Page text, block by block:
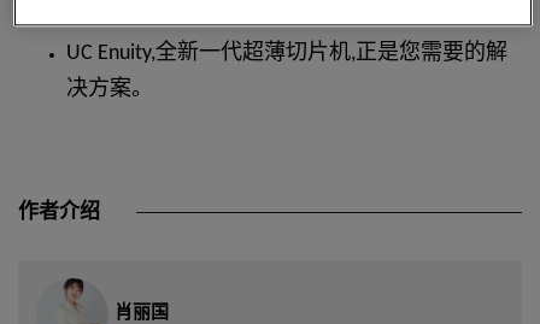
UC Enuity,全新一代超薄切片机,正是您需要的解
决方案。
作者介绍
肖丽国